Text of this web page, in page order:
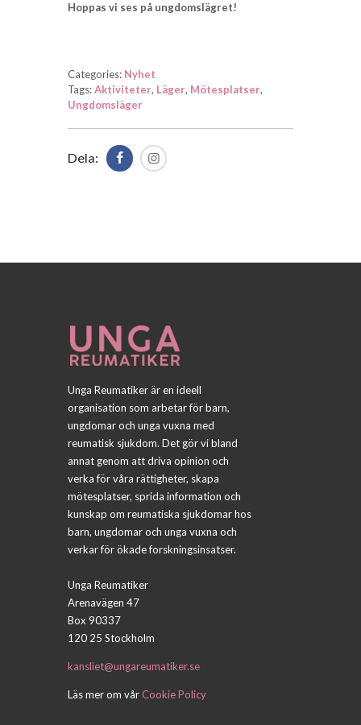
Hoppas vi ses på ungdomslägret!
Categories: Nyhet
Tags:Aktiviteter, Läger, Mötesplatser,
Ungdomsläger
Dela:
Unga Reumatiker är en ideell
organisation som arbetar för barn,
ungdomar och unga vuxna med
reumatisk sjukdom. Det gör vi bland
annat genom att driva opinion och
verka för våra rättigheter, skapa
mötesplatser, sprida information och
kunskap om reumatiska sjukdomar hos
barn, ungdomar och unga vuxna och
verkar för ökade forskningsinsatser.
Unga Reumatiker
Arenavägen 47
Box 90337
120 25 Stockholm
kansliet@ungareumatiker.se
Läs mer om vårCookie Policy